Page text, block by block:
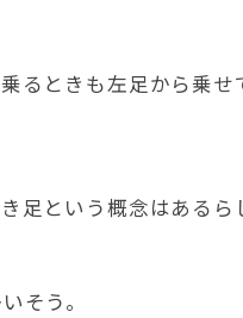
ときも左足から乗せ
足という概念はあるら
そう。